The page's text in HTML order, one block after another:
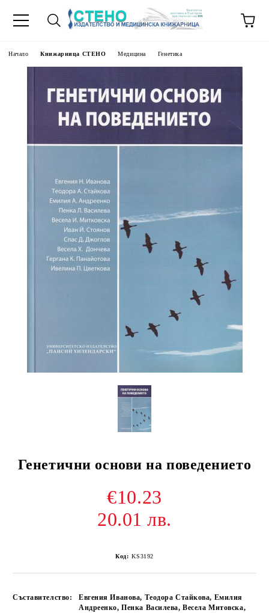
Начало Книжарница СТЕНО Медицина Генетика
Генетични основи на поведението
€10.23
20.01 лв.
Код: KS3192
Съставителство:
Евгения Иванова, Теодора Стайкова, Емилия
Андреенко, Пенка Василева, Весела Митовска,